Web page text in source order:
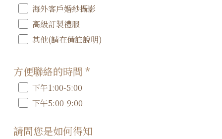
海外客戶婚紗攝影
高級訂製禮服
其他(請在備註說明)
方便聯絡的時間*
下午1:00-5:00
下午5:00-9:00
請問您是如何得知